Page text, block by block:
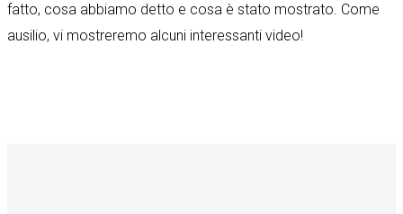
fatto, cosa abbiamo detto e cosa è stato mostrato. Come
ausilio, vi mostreremo alcuni interessanti video!